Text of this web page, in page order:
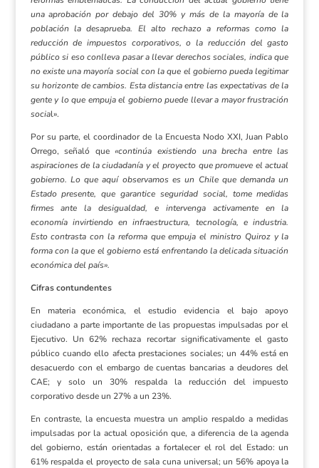
una aprobación por debajo del 30% y más de la mayoría de la
población la desaprueba. El alto rechazo a reformas como la
reducción de impuestos corporativos, o la reducción del gasto
público si eso conlleva pasar a llevar derechos sociales, indica que
no existe una mayoría social con la que el gobierno pueda legitimar
su horizonte de cambios. Esta distancia entre las expectativas de la
gente y lo que empuja el gobierno puede llevar a mayor frustración
social».
Por su parte, el coordinador de la Encuesta Nodo XXI, Juan Pablo
Orrego, señaló que«continúa existiendo una brecha entre las
aspiraciones de la ciudadanía y el proyecto que promueve el actual
gobierno. Lo que aquí observamos es un Chile que demanda un
Estado presente, que garantice seguridad social, tome medidas
firmes ante la desigualdad, e intervenga activamente en la
economía invirtiendo en infraestructura, tecnología, e industria.
Esto contrasta con la reforma que empuja el ministro Quiroz y la
forma con la que el gobierno está enfrentando la delicada situación
económica del país».
Cifras contundentes
En materia económica, el estudio evidencia el bajo apoyo
ciudadano a parte importante de las propuestas impulsadas por el
Ejecutivo. Un 62% rechaza recortar significativamente el gasto
público cuando ello afecta prestaciones sociales; un 44% está en
desacuerdo con el embargo de cuentas bancarias a deudores del
CAE; y solo un 30% respalda la reducción del impuesto
corporativo desde un 27% a un 23%.
En contraste, la encuesta muestra un amplio respaldo a medidas
impulsadas por la actual oposición que, a diferencia de la agenda
del gobierno, están orientadas a fortalecer el rol del Estado: un
61% respalda el proyecto de sala cuna universal; un 56% apoya la